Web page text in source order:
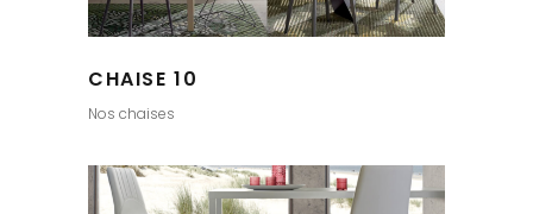
CHAISE 10
Nos chaises